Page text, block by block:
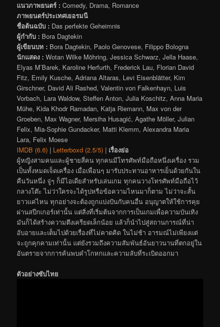
แนวภาพยนตร์ : Comedy, Drama, Romance
ภาพยนตร์ประเทศเยอรมนี
ชื่อต้นฉบับ : Das perfekte Geheimnis
ผู้กำกับ : Bora Dagtekin
ผู้เขียนบท : Bora Dagtekin, Paolo Genovese, Filippo Bologna
นักแสดง : Wotan Wilke Möhring, Jessica Schwarz, Jella Haase,
Elyas M’Barek, Karoline Herfurth, Frederick Lau, Florian David
Fitz, Emily Kusche, Adriana Altaras, Levi Eisenblätter, Kim
Girschner, David Ali Rashed, Valentin von Falkenhayn, Luis
Vorbach, Lara Waldow, Steffen Anton, Julia Koschitz, Anna Maria
Mühe, Kida Khodr Ramadan, Katja Riemann, Max von der
Groeben, Max Wagner, Mersiha Husagić, Agathe Möller, Julian
Felix, Mia-Sophie Gundacker, Matti Klemm, Alexandra Maria
Lara, Felix Moese
IMDB (6.6) | Letterboxd (2.5/5) | เรื่องย่อ
ผู้หญิงสามคนและผู้ชายสี่คน ทุกคนมีโทรศัพท์มือถือหนึ่งเครื่อง รวม
เป็นทั้งหมดเจ็ดเครื่อง เมื่อเพื่อนๆ มารับประทานอาหารเย็นด้วยกันใน
คืนวันหนึ่ง จู่ๆ ก็มีไอเดียสำหรับเล่นเกม ทุกคนวางโทรศัพท์มือถือไว้
กลางโต๊ะ ไม่ว่าใครจะได้รูปหรือข้อความไหนมาก็ตาม ไม่ว่าจะสั้น
ยาวแค่ไหน ทุกอย่างจะต้องถูกแบ่งปันกับคนอื่น อนุญาตให้ใช้การคุย
ผ่านสปีกเกอร์เท่านั้น แต่สิ่งที่เริ่มต้นจากการเป็นเกมเพื่อความบันเทิง
มันก็ได้สร้างความตึงเครียดเล็กน้อย แล้วก็นำไปสู่สถานการณ์ที่น่า
อับอายและเต็มไปด้วยเรื่องที่ไม่คาดคิด ในไม่ช้า อารมณ์ไม่เพียงแต่
จะถูกคุกคามเท่านั้น แต่ยังรวมถึงความสัมพันธ์อันยาวนานที่ตกอยู่ใน
อันตรายจากการค้นพบคำโกหกและความลับที่ระเบิดออกมา
ตัวอย่างซับไทย